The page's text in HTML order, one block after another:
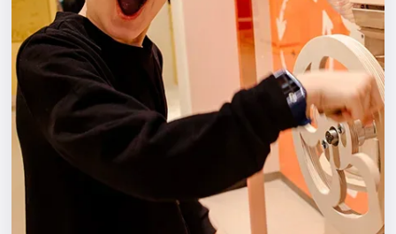
Города
Площадки
Артисты
Рейтинги